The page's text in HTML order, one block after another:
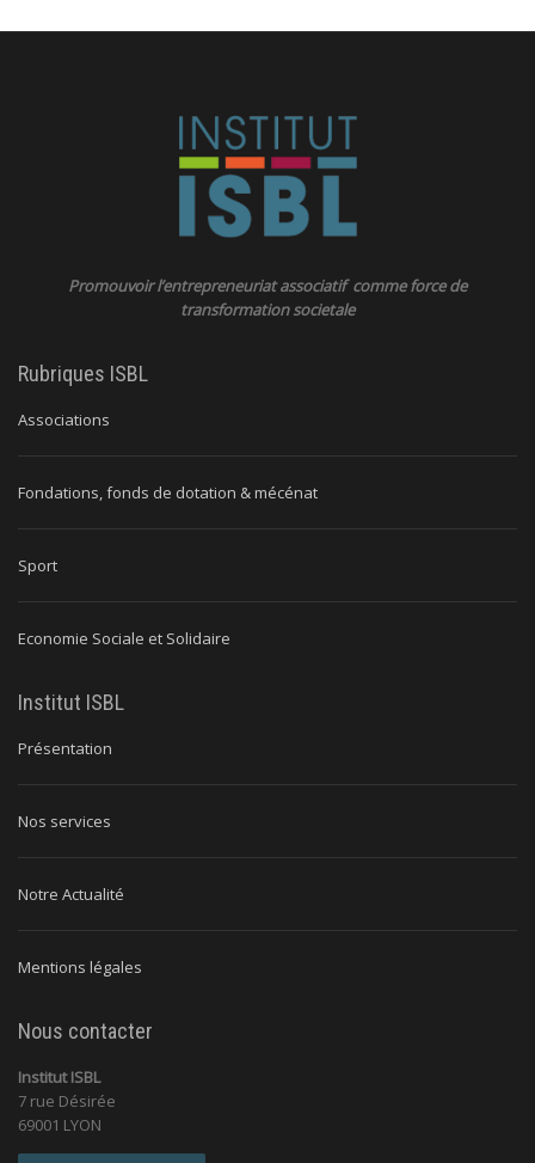
Promouvoir l’entrepreneuriat associatif comme force de
transformation societale
Rubriques ISBL
Associations
Fondations, fonds de dotation & mécénat
Sport
Economie Sociale et Solidaire
Institut ISBL
Présentation
Nos services
Notre Actualité
Mentions légales
Nous contacter
Institut ISBL
7 rue Désirée
69001 LYON